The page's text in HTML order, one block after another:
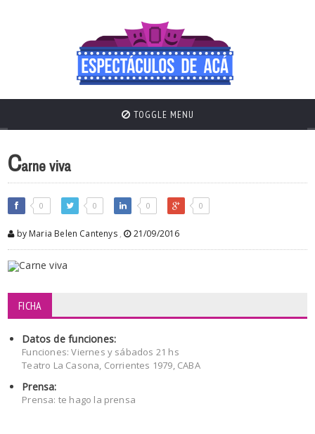
TOGGLE MENU
Carne viva
0 0 0 0
by Maria Belen Cantenys , 21/09/2016
FICHA
Datos de funciones:
Funciones: Viernes y sábados 21 hs
Teatro La Casona, Corrientes 1979, CABA
Prensa:
Prensa: te hago la prensa